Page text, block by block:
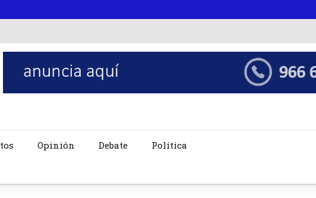
Opinión Debate Política